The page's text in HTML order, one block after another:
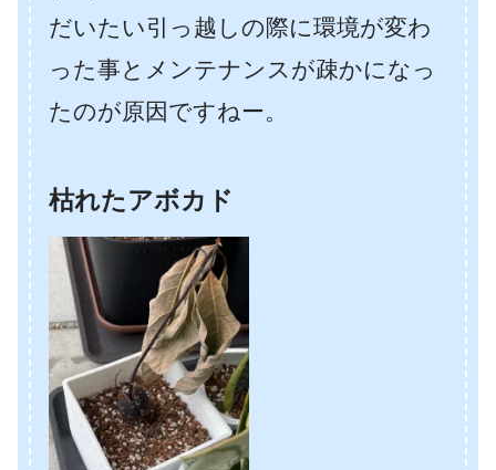
だいたい引っ越しの際に環境が変わ
った事とメンテナンスが疎かになっ
たのが原因ですねー。
枯れたアボカド